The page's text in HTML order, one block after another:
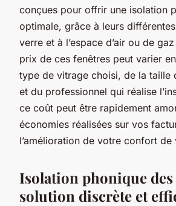
conçues pour offrir une isolation
optimale, grâce à leurs
verre et à l’espace d’air ou de
prix de ces fenêtres peut varier
type de vitrage choisi, de la taille
et du professionnel qui réalise
ce coût peut être rapidement
économies réalisées sur vos
l’amélioration de votre confort de
Isolation phonique des
solution discrète et